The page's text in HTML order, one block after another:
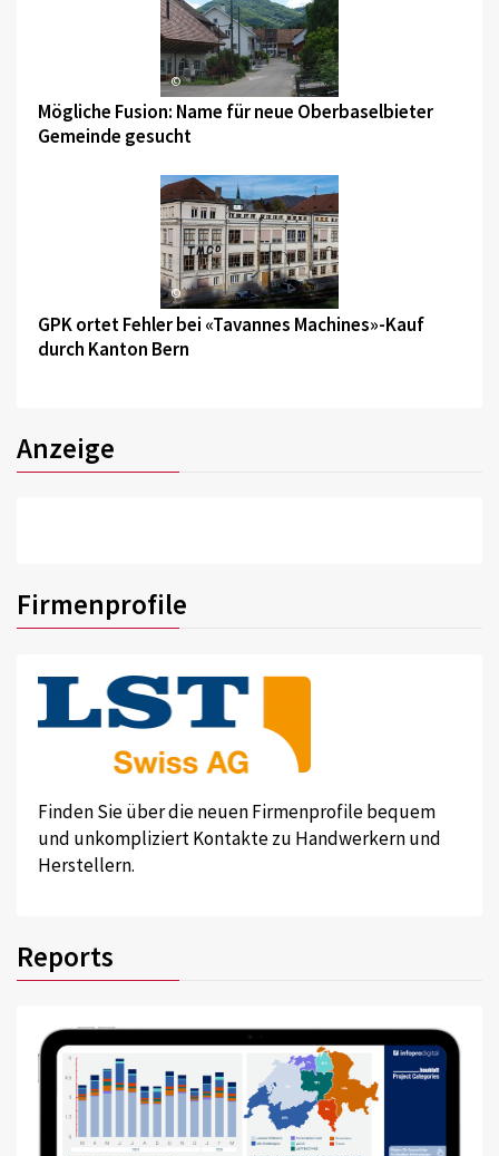
©
Mögliche Fusion: Name für neue Oberbaselbieter
Gemeinde gesucht
©
GPK ortet Fehler bei «Tavannes Machines»-Kauf
durch Kanton Bern
Anzeige
Firmenprofile
Finden Sie über die neuen Firmenprofile bequem
und unkompliziert Kontakte zu Handwerkern und
Herstellern.
Reports